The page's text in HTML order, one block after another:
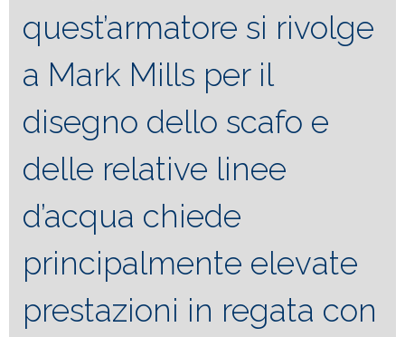
quest’armatore si rivolge
a Mark Mills per il
disegno dello scafo e
delle relative linee
d’acqua chiede
principalmente elevate
prestazioni in regata con